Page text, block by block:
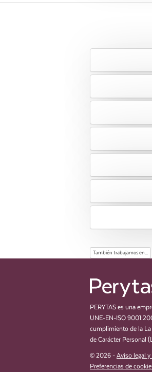
También trabajamos en...
PERYTAS es una
UNE-EN-ISO
cumplimiento de la La
de Carácter Personal
© 2026 - Aviso legal
Preferencias de